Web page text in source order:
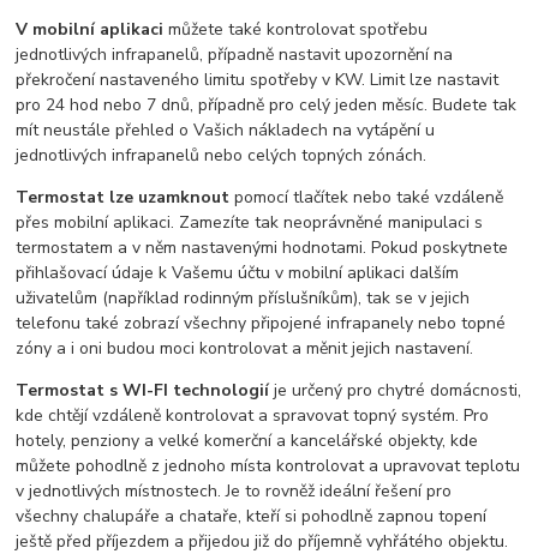
V mobilní aplikaci můžete také kontrolovat spotřebu
jednotlivých infrapanelů, případně nastavit upozornění na
překročení nastaveného limitu spotřeby v KW. Limit lze nastavit
pro 24 hod nebo 7 dnů, případně pro celý jeden měsíc. Budete tak
mít neustále přehled o Vašich nákladech na vytápění u
jednotlivých infrapanelů nebo celých topných zónách.
Termostat lze uzamknout pomocí tlačítek nebo také vzdáleně
přes mobilní aplikaci. Zamezíte tak neoprávněné manipulaci s
termostatem a v něm nastavenými hodnotami. Pokud poskytnete
přihlašovací údaje k Vašemu účtu v mobilní aplikaci dalším
uživatelům (například rodinným příslušníkům), tak se v jejich
telefonu také zobrazí všechny připojené infrapanely nebo topné
zóny a i oni budou moci kontrolovat a měnit jejich nastavení.
Termostat s WI-FI technologiíje určený pro chytré domácnosti,
kde chtějí vzdáleně kontrolovat a spravovat topný systém. Pro
hotely, penziony a velké komerční a kancelářské objekty, kde
můžete pohodlně z jednoho místa kontrolovat a upravovat teplotu
v jednotlivých místnostech. Je to rovněž ideální řešení pro
všechny chalupáře a chataře, kteří si pohodlně zapnou topení
ještě před příjezdem a přijedou již do příjemně vyhřátého objektu.